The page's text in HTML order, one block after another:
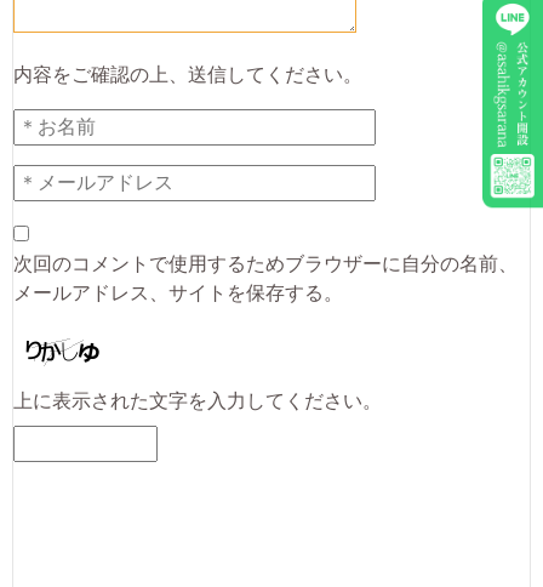
内容をご確認の上、送信してください。
次回のコメントで使用するためブラウザーに自分の名前、
メールアドレス、サイトを保存する。
上に表示された文字を入力してください。